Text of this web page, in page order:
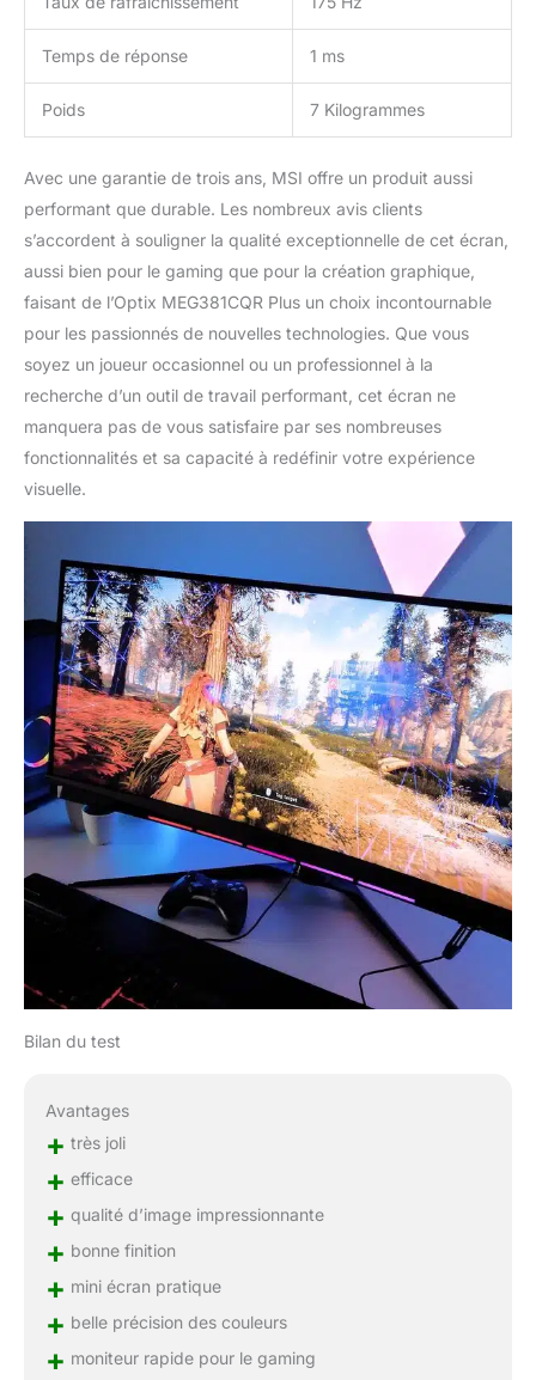
Temps de réponse 1 ms
Poids 7 Kilogrammes
Avec une garantie de trois ans, MSI offre un produit aussi
performant que durable. Les nombreux avis clients
s’accordent à souligner la qualité exceptionnelle de cet écran,
aussi bien pour le gaming que pour la création graphique,
faisant de l’Optix MEG381CQR Plus un choix incontournable
pour les passionnés de nouvelles technologies. Que vous
soyez un joueur occasionnel ou un professionnel à la
recherche d’un outil de travail performant, cet écran ne
manquera pas de vous satisfaire par ses nombreuses
fonctionnalités et sa capacité à redéfinir votre expérience
visuelle.
Bilan du test
Avantages
+ très joli
+ efficace
+ qualité d’image impressionnante
+ bonne finition
+ mini écran pratique
+ belle précision des couleurs
+ moniteur rapide pour le gaming